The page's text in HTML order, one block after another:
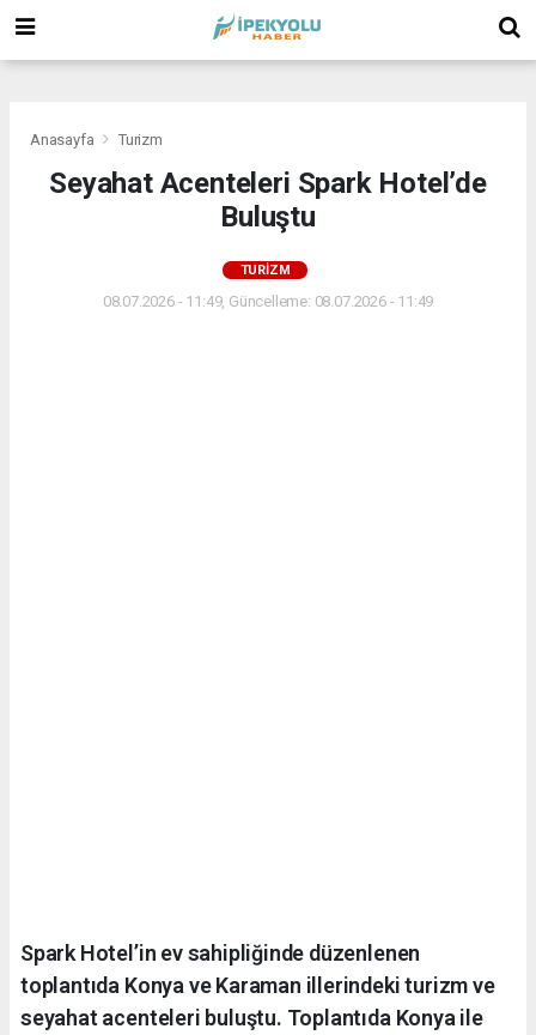
Anasayfa Turizm
Seyahat Acenteleri Spark Hotel’de
Buluştu
TURIZM
08.07.2026 - 11:49, Güncelleme: 08.07.2026 - 11:49
Spark Hotel’in ev sahipliğinde düzenlenen
toplantıda Konya ve Karaman illerindeki turizm ve
seyahat acenteleri buluştu. Toplantıda Konya ile